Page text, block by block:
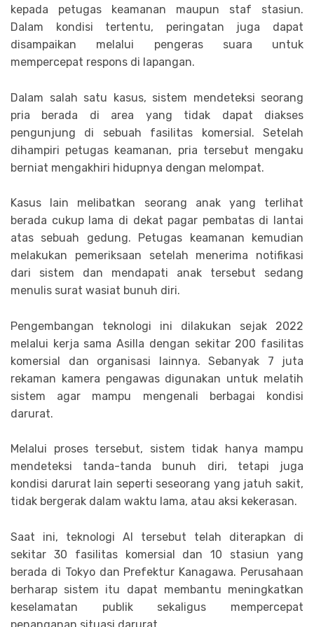
kepada petugas keamanan maupun staf stasiun.
Dalam kondisi tertentu, peringatan juga dapat
disampaikan melalui pengeras suara untuk
mempercepat respons di lapangan.
Dalam salah satu kasus, sistem mendeteksi seorang
pria berada di area yang tidak dapat diakses
pengunjung di sebuah fasilitas komersial. Setelah
dihampiri petugas keamanan, pria tersebut mengaku
berniat mengakhiri hidupnya dengan melompat.
Kasus lain melibatkan seorang anak yang terlihat
berada cukup lama di dekat pagar pembatas di lantai
atas sebuah gedung. Petugas keamanan kemudian
melakukan pemeriksaan setelah menerima notifikasi
dari sistem dan mendapati anak tersebut sedang
menulis surat wasiat bunuh diri.
Pengembangan teknologi ini dilakukan sejak 2022
melalui kerja sama Asilla dengan sekitar 200 fasilitas
komersial dan organisasi lainnya. Sebanyak 7 juta
rekaman kamera pengawas digunakan untuk melatih
sistem agar mampu mengenali berbagai kondisi
darurat.
Melalui proses tersebut, sistem tidak hanya mampu
mendeteksi tanda-tanda bunuh diri, tetapi juga
kondisi darurat lain seperti seseorang yang jatuh sakit,
tidak bergerak dalam waktu lama, atau aksi kekerasan.
Saat ini, teknologi AI tersebut telah diterapkan di
sekitar 30 fasilitas komersial dan 10 stasiun yang
berada di Tokyo dan Prefektur Kanagawa. Perusahaan
berharap sistem itu dapat membantu meningkatkan
keselamatan publik sekaligus mempercepat